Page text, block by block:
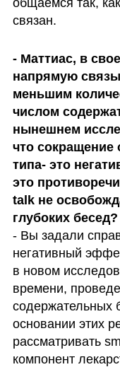
связан.
- Маттиас, в
напрямую
меньшим
числом
нынешнем
что сокращение
типа- это
это
talk не
- Вы задали
негативный
в новом
времени,
содержательных
основании этих
рассматривать
компонент